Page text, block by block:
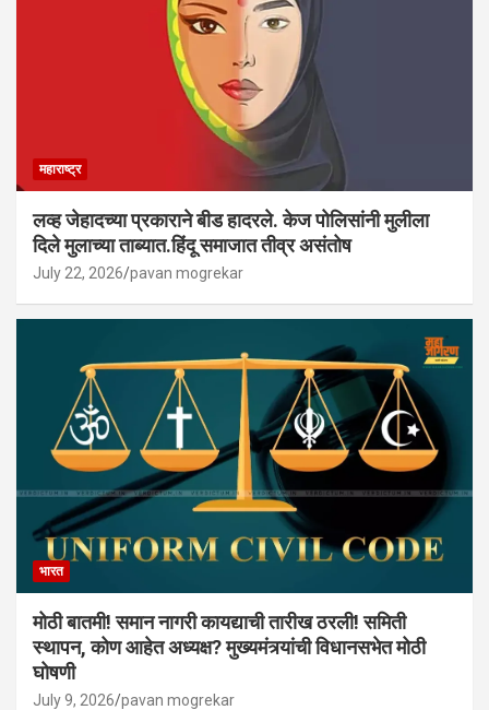
महाराष्ट्र
लव्ह जेहादच्या प्रकाराने बीड हादरले. केज पोलिसांनी मुलीला
दिले मुलाच्या ताब्यात.हिंदू समाजात तीव्र असंतोष
July 22, 2026 pavan mogrekar
भारत
मोठी बातमी! समान नागरी कायद्याची तारीख ठरली! समिती
स्थापन, कोण आहेत अध्यक्ष? मुख्यमंत्र्यांची विधानसभेत मोठी
घोषणी
July 9, 2026 pavan mogrekar